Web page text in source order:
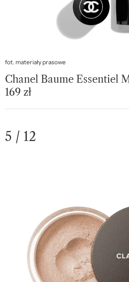
fot. materiały prasowe
Chanel Baume Essentiel
169 zł
5 / 12